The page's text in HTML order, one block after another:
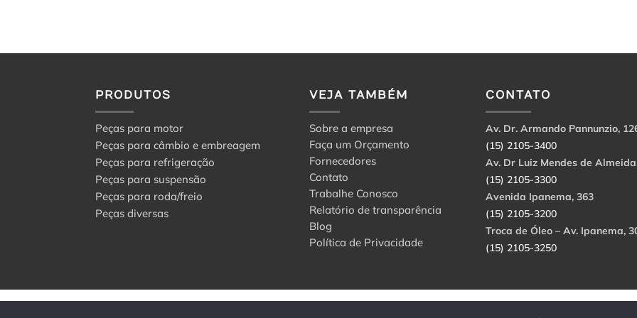
PRODUTOS
Peças para motor
Peças para câmbio e embreagem
Peças para refrigeração
Peças para suspensão
Peças para roda/freio
Peças diversas
VEJA TAMBÉM
Sobre a empresa
Faça um Orçamento
Fornecedores
Contato
Trabalhe Conosco
Relatório de transparência
Blog
Política de Privacidade
CONTATO
Av. Dr. Armando Pannunzio,
(15) 2105-3400
Av. Dr Luiz Mendes de
(15) 2105-3300
Avenida Ipanema, 363
(15) 2105-3200
Troca de Óleo – Av. Ipanema,
(15) 2105-3250